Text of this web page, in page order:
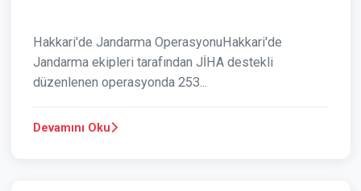
Hakkari'de Jandarma OperasyonuHakkari'de
Jandarma ekipleri tarafından JİHA destekli
düzenlenen operasyonda 253...
Devamını Oku